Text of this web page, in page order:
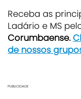
Receba as
Ladário e MS
Corumbaense.
de nossos
PUBLICIDADE